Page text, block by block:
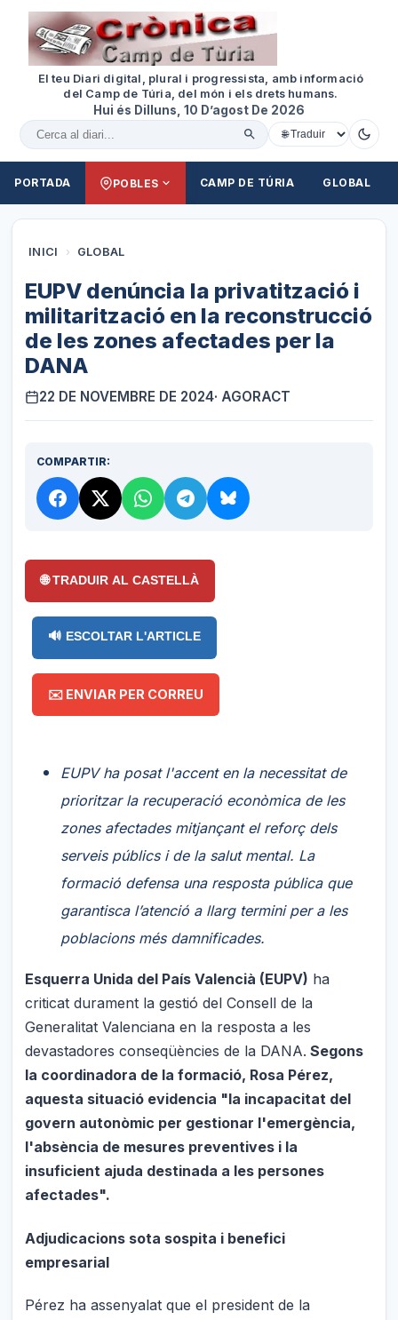
El teu Diari digital, plural i progressista, amb informació
del Camp de Túria, del món i els drets humans.
Hui és Dilluns, 10 D’agost De 2026
Cercar al diari
PORTADA POBLES CAMP DE TÚRIA GLOBAL
INICI › GLOBAL
EUPV denúncia la privatització i
militarització en la reconstrucció
de les zones afectades per la
DANA
22 DE NOVEMBRE DE 2024· AGORACT
COMPARTIR:
🌐 TRADUIR AL CASTELLÀ
🔊 ESCOLTAR L'ARTICLE
✉️ ENVIAR PER CORREU
EUPV ha posat l'accent en la necessitat de
prioritzar la recuperació econòmica de les
zones afectades mitjançant el reforç dels
serveis públics i de la salut mental. La
formació defensa una resposta pública que
garantisca l’atenció a llarg termini per a les
poblacions més damnificades.
Esquerra Unida del País Valencià (EUPV) ha
criticat durament la gestió del Consell de la
Generalitat Valenciana en la resposta a les
devastadores conseqüències de la DANA. Segons
la coordinadora de la formació, Rosa Pérez,
aquesta situació evidencia "la incapacitat del
govern autonòmic per gestionar l'emergència,
l'absència de mesures preventives i la
insuficient ajuda destinada a les persones
afectades".
Adjudicacions sota sospita i benefici
empresarial
Pérez ha assenyalat que el president de la